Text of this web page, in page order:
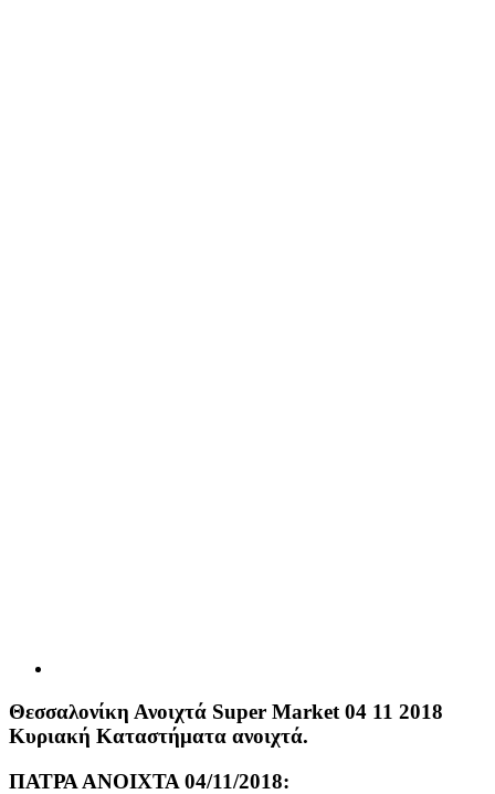
Θεσσαλονίκη Ανοιχτά Super Market 04 11 2018
Κυριακή Καταστήματα ανοιχτά.
ΠΑΤΡΑ ΑΝΟΙΧΤΑ 04/11/2018: